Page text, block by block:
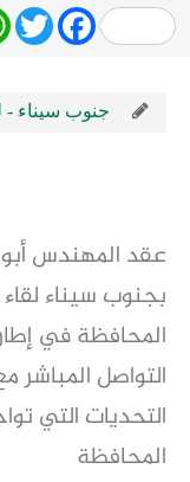
WhatsApp
TwitterFacebook
جنوب سيناء -
عقد المهندس
بجنوب سيناء
المحافظة في
التواصل المباشر
التحديات التي
المحافظة